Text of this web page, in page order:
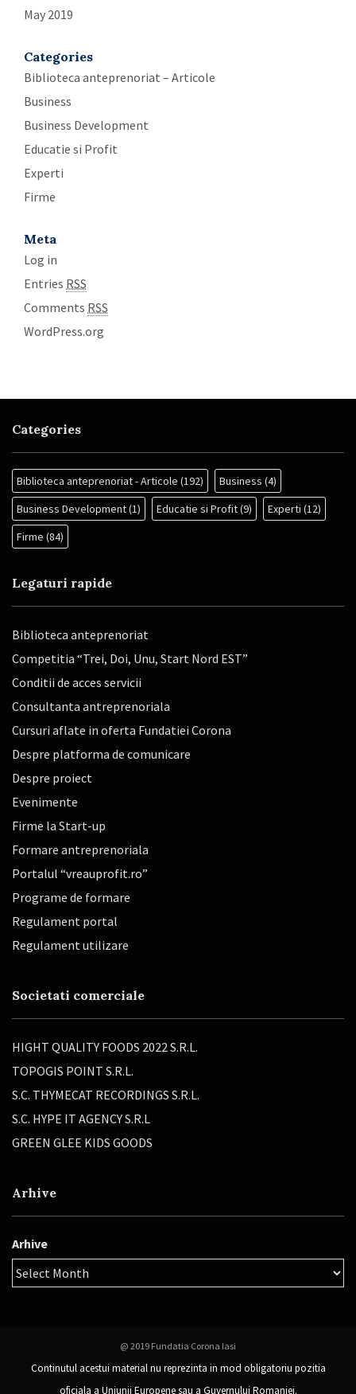
May 2019
Categories
Biblioteca anteprenoriat – Articole
Business
Business Development
Educatie si Profit
Experti
Firme
Meta
Log in
Entries RSS
Comments RSS
WordPress.org
Categories
Biblioteca anteprenoriat - Articole (192) Business (4)
Business Development(1) Educatie si Profit(9) Experti (12)
Firme (84)
Legaturi rapide
Biblioteca anteprenoriat
Competitia “Trei, Doi, Unu, Start Nord EST”
Conditii de acces servicii
Consultanta antreprenoriala
Cursuri aflate in oferta Fundatiei Corona
Despre platforma de comunicare
Despre proiect
Evenimente
Firme la Start-up
Formare antreprenoriala
Portalul “vreauprofit.ro”
Programe de formare
Regulament portal
Regulament utilizare
Societati comerciale
HIGHT QUALITY FOODS 2022 S.R.L.
TOPOGIS POINT S.R.L.
S.C. THYMECAT RECORDINGS S.R.L.
S.C. HYPE IT AGENCY S.R.L
GREEN GLEE KIDS GOODS
Arhive
Arhive
@ 2019 Fundatia Corona Iasi
Continutul acestui material nu reprezinta in mod obligatoriu pozitia
oficiala a Uniunii Europene sau a Guvernului Romaniei.